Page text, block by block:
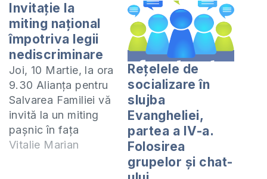
Invitaţie la
miting naţional
împotriva legii
nediscriminare
Joi, 10 Martie, la ora
9.30 Alianţa pentru
Salvarea Familiei vă
invită la un miting
paşnic în faţa
Palatului Republicii
Vitalie Marian
Rețelele de
socializare în
slujba
Evangheliei,
partea a IV-a.
Folosirea
grupelor și chat-